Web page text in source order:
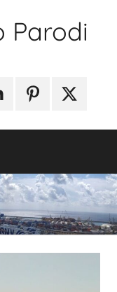
Parodi
Pinterest
X
Twitter)